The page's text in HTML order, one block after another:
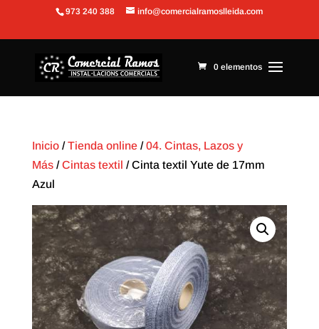
Abrir barra de herramientas
973 240 388 info@comercialramoslleida.com
0 elementos
Inicio/Tienda online/04. Cintas, Lazos y
Más/Cintas textil / Cinta textil Yute de 17mm
Azul